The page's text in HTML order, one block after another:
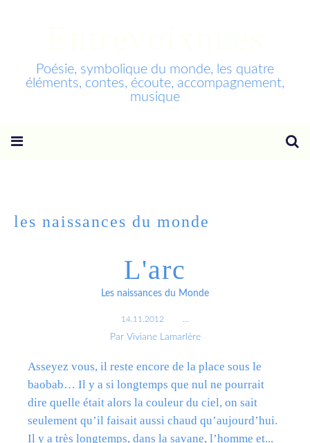
Poésie, symbolique du monde, les quatre
éléments, contes, écoute, accompagnement,
musique
les naissances du monde
L'arc
Les naissances du Monde
14.11.2012
Par Viviane Lamarlère
Asseyez vous, il reste encore de la place sous le
baobab… Il y a si longtemps que nul ne pourrait
dire quelle était alors la couleur du ciel, on sait
seulement qu’il faisait aussi chaud qu’aujourd’hui.
Il y a très longtemps, dans la savane, l’homme et...